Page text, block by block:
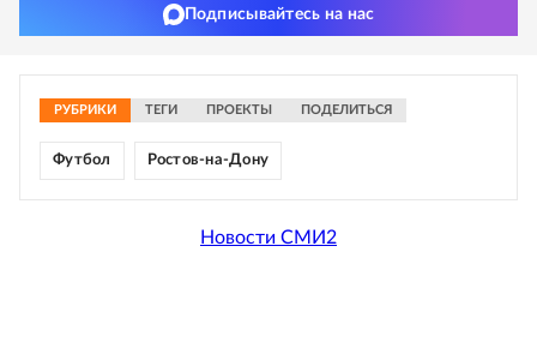
Подписывайтесь на нас
РУБРИКИ ТЕГИ ПРОЕКТЫ ПОДЕЛИТЬСЯ
Футбол Ростов-на-Дону
Новости СМИ2